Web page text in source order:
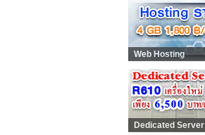
Web Hosting
Dedicated Server